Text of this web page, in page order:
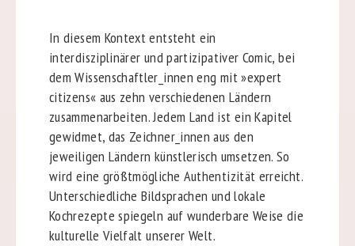
In diesem Kontext entsteht ein
interdisziplinärer und partizipativer Comic, bei
dem Wissenschaftler_innen eng mit »expert
citizens« aus zehn verschiedenen Ländern
zusammenarbeiten. Jedem Land ist ein Kapitel
gewidmet, das Zeichner_innen aus den
jeweiligen Ländern künstlerisch umsetzen. So
wird eine größtmögliche Authentizität erreicht.
Unterschiedliche Bildsprachen und lokale
Kochrezepte spiegeln auf wunderbare Weise die
kulturelle Vielfalt unserer Welt.